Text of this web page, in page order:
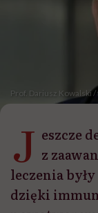
Prof. Dariusz Kowalski
J eszcze
z
leczenia
dzięki